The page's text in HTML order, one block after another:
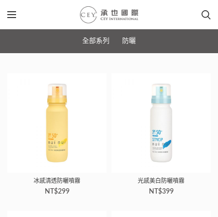
全部系列 防曬
冰感清透防曬噴霧
NT$299
光感美白防曬噴霧
NT$399